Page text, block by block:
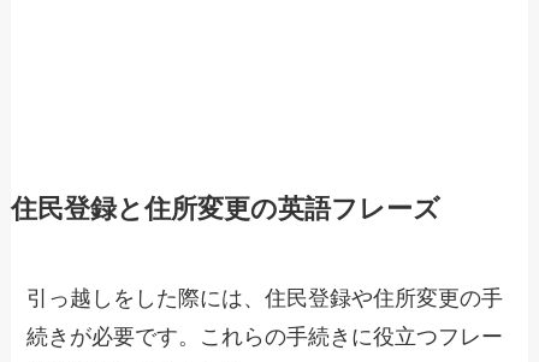
住民登録と住所変更の英語フレーズ
引っ越しをした際には、住民登録や住所変更の手
続きが必要です。これらの手続きに役立つフレー